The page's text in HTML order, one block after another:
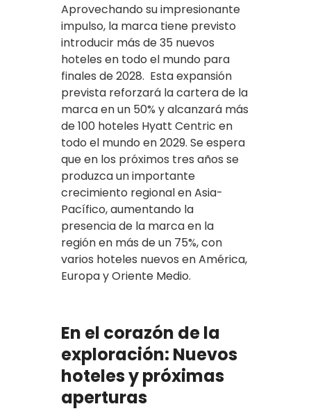
Aprovechando su impresionante
impulso, la marca tiene previsto
introducir más de 35 nuevos
hoteles en todo el mundo para
finales de 2028. Esta expansión
prevista reforzará la cartera de la
marca en un 50% y alcanzará más
de 100 hoteles Hyatt Centric en
todo el mundo en 2029. Se espera
que en los próximos tres años se
produzca un importante
crecimiento regional en Asia-
Pacífico, aumentando la
presencia de la marca en la
región en más de un 75%, con
varios hoteles nuevos en América,
Europa y Oriente Medio.
En el corazón de la
exploración: Nuevos
hoteles y próximas
aperturas